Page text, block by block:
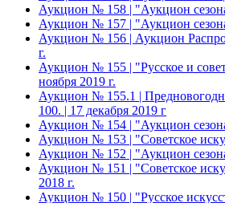
Аукцион № 158 | "Аукцион
Аукцион № 157 | "Аукцион
Аукцион № 156 | Аукцион
г.
Аукцион № 155 | "Русское и
ноября 2019 г.
Аукцион № 155.1 |
100. | 17 декабря 2019 г
Аукцион № 154 | "Аукцион
Аукцион № 153 | "Советское
Аукцион № 152 | "Аукцион
Аукцион № 151 | "Советское
2018 г.
Аукцион № 150 | "Русское